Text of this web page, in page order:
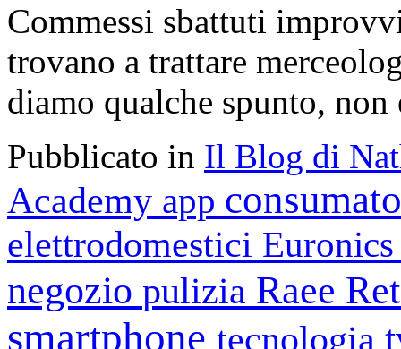
Commessi sbattuti
trovano a trattare
diamo qualche spunto, non
Pubblicato in Il Blog di
Academy app
elettrodomestici
negozio pulizia Raee
smartphone tecnologia